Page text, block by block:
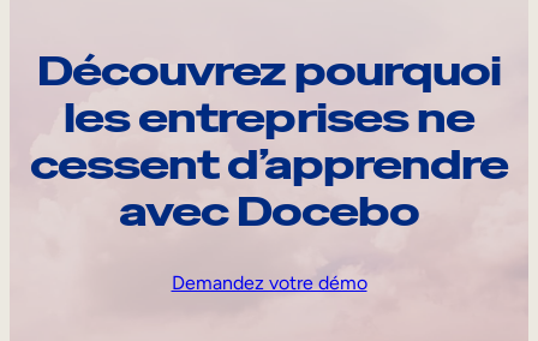
Découvrez pourquoi
les entreprises ne
cessent d’apprendre
avec Docebo
Demandez votre démo